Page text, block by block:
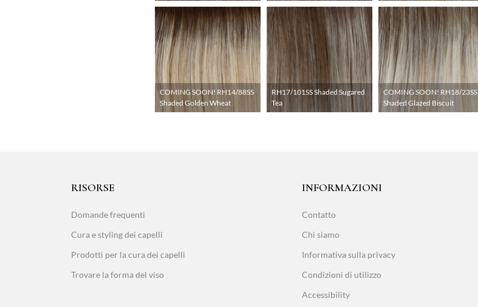
COMING SOON! RH14/88SS
Shaded Golden Wheat
RH17/101SS Shaded Sugared
Tea
COMING SOON! RH18/23SS
Shaded Glazed Biscuit
RISORSE
Domande frequenti
Cura e styling dei capelli
Prodotti per la cura dei capelli
Trovare la forma del viso
INFORMAZIONI
Contatto
Chi siamo
Informativa sulla privacy
Condizioni di utilizzo
Accessibility